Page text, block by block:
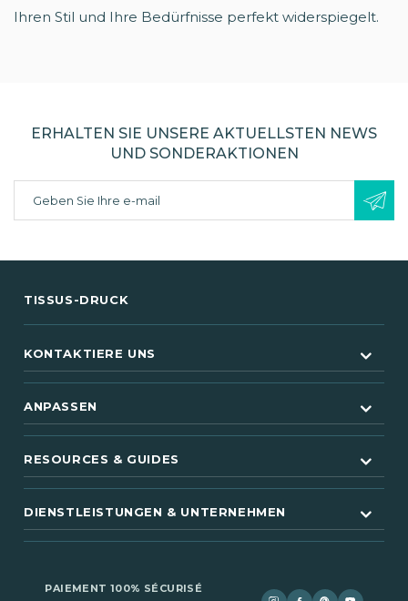
Ihren Stil und Ihre Bedürfnisse perfekt widerspiegelt.
ERHALTEN SIE UNSERE AKTUELLSTEN NEWS
UND SONDERAKTIONEN
TISSUS-DRUCK
KONTAKTIERE UNS
ANPASSEN
RESOURCES & GUIDES
DIENSTLEISTUNGEN & UNTERNEHMEN
PAIEMENT 100% SÉCURISÉ